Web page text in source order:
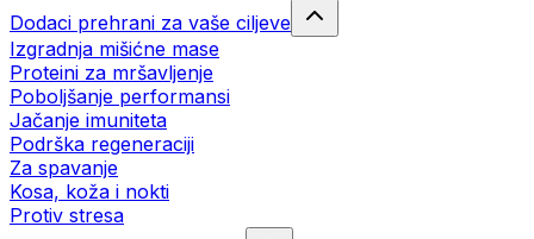
Dodaci prehrani za vaše ciljeve
Izgradnja mišićne mase
Proteini za mršavljenje
Poboljšanje performansi
Jačanje imuniteta
Podrška regeneraciji
Za spavanje
Kosa, koža i nokti
Protiv stresa